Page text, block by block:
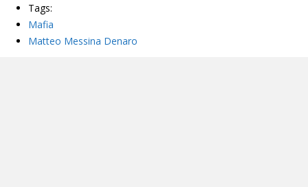
Tags:
Mafia
Matteo Messina Denaro